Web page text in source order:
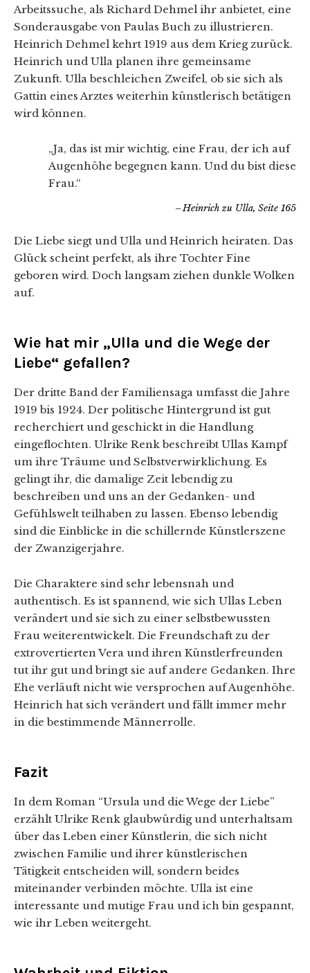
Arbeitssuche, als Richard Dehmel ihr anbietet, eine
Sonderausgabe von Paulas Buch zu illustrieren.
Heinrich Dehmel kehrt 1919 aus dem Krieg zurück.
Heinrich und Ulla planen ihre gemeinsame
Zukunft. Ulla beschleichen Zweifel, ob sie sich als
Gattin eines Arztes weiterhin künstlerisch betätigen
wird können.
„Ja, das ist mir wichtig, eine Frau, der ich auf
Augenhöhe begegnen kann. Und du bist diese
Frau.“
Heinrich zu Ulla, Seite 165
Die Liebe siegt und Ulla und Heinrich heiraten. Das
Glück scheint perfekt, als ihre Tochter Fine
geboren wird. Doch langsam ziehen dunkle Wolken
auf.
Wie hat mir „Ulla und die Wege der
Liebe“ gefallen?
Der dritte Band der Familiensaga umfasst die Jahre
1919 bis 1924. Der politische Hintergrund ist gut
recherchiert und geschickt in die Handlung
eingeflochten. Ulrike Renk beschreibt Ullas Kampf
um ihre Träume und Selbstverwirklichung. Es
gelingt ihr, die damalige Zeit lebendig zu
beschreiben und uns an der Gedanken- und
Gefühlswelt teilhaben zu lassen. Ebenso lebendig
sind die Einblicke in die schillernde Künstlerszene
der Zwanzigerjahre.
Die Charaktere sind sehr lebensnah und
authentisch. Es ist spannend, wie sich Ullas Leben
verändert und sie sich zu einer selbstbewussten
Frau weiterentwickelt. Die Freundschaft zu der
extrovertierten Vera und ihren Künstlerfreunden
tut ihr gut und bringt sie auf andere Gedanken. Ihre
Ehe verläuft nicht wie versprochen auf Augenhöhe.
Heinrich hat sich verändert und fällt immer mehr
in die bestimmende Männerrolle.
Fazit
In dem Roman “Ursula und die Wege der Liebe”
erzählt Ulrike Renk glaubwürdig und unterhaltsam
über das Leben einer Künstlerin, die sich nicht
zwischen Familie und ihrer künstlerischen
Tätigkeit entscheiden will, sondern beides
miteinander verbinden möchte. Ulla ist eine
interessante und mutige Frau und ich bin gespannt,
wie ihr Leben weitergeht.